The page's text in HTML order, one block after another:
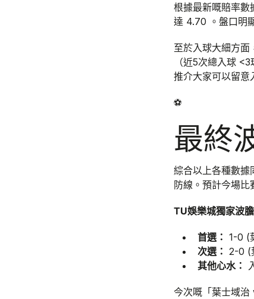
根據最新嘅賠率數
達 4.70 。盤口明
至於入球大細方
（近5次總入球
推介大家可以留
⚽
最終
綜合以上各種數據
防線。預計今場比
TU娛樂城獨家波膽
首選： 1-0 (
次選： 2-0 (
其他心水：
今次嘅「葉士域治